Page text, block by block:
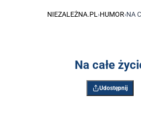
NIEZALEŻNA.PL ›HUMOR›NA
Na całe
Udostępnij